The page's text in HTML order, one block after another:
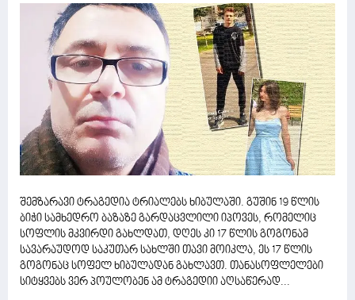
შემზარავი ტრაგედია ტრიალებს ხიბულაში. გუშინ 19 წლის
ბიჭი სამხედრო ბაზაზე გარდაცვლილი იპოვეს, რომელიც
სოფლის მკვირდი გახლდათ, დღეს კი 17 წლის გოგონამ
სავარაუდოდ საკუთარ სახლში თავი მოიკლა, ეს 17 წლის
გოგონაც სოფელ ხიბულადან გახლავთ. თანასოფლელები
სიტყვებს ვერ პოულობენ ამ ტრაგედიი აღსაწერად...